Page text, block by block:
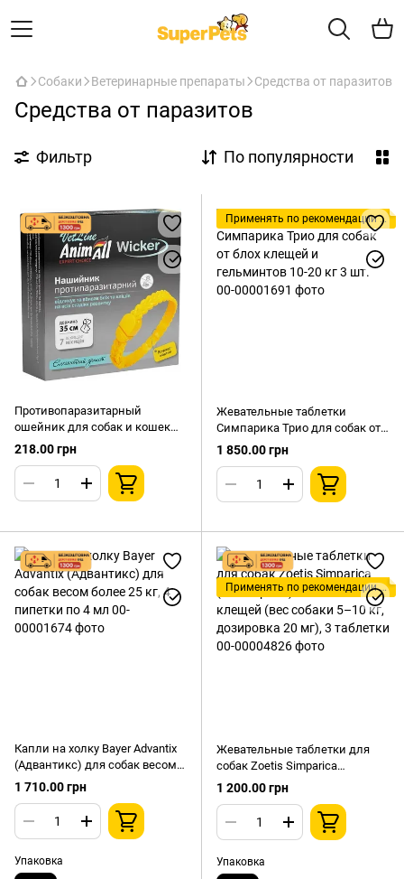
Собаки Ветеринарные препараты Средства от паразитов
Средства от паразитов
Фильтр По популярности
Противопаразитарный
ошейник для собак и кошек
AnimAll VetLine Викер ярко-
желтый 35см
218.00 грн
Применять по рекомендации ветеринара!
Жевательные таблетки
Симпарика Трио для собак от
блох клещей и гельминтов 10-
1 850.00 грн
Капли на холку Bayer Advantix
(Адвантикс) для собак весом
более 25 кг, 4 пипетки по 4 мл
1 710.00 грн
Упаковка
Применять по рекомендации ветеринара!
Жевательные таблетки для
собак Zoetis Simparica
(Симпарика) от блох и клещей
(вес собаки 5–10 кг, дозировка
20 мг), 3 таблетки
1 200.00 грн
Упаковка